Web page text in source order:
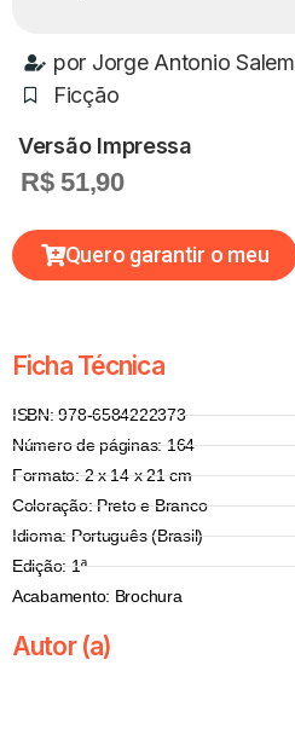
por Jorge Antonio Salem
Ficção
Versão Impressa
R$ 51,90
Quero garantir o meu
Ficha Técnica
ISBN: 978-6584222373
Número de páginas: 164
Formato: 2 x 14 x 21 cm
Coloração: Preto e Branco
Idioma: Português (Brasil)
Edição: 1ª
Acabamento: Brochura
Autor (a)